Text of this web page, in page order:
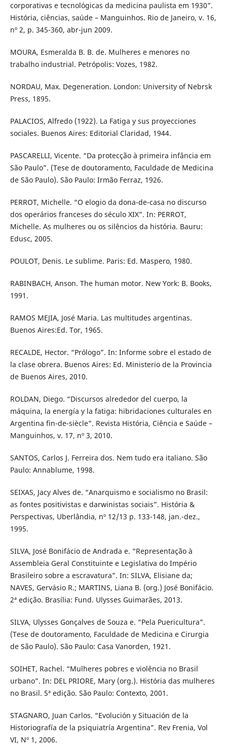
corporativas e tecnológicas da medicina paulista em 1930”.
História, ciências, saúde – Manguinhos. Rio de Janeiro, v. 16,
nº 2, p. 345-360, abr-jun 2009.
MOURA, Esmeralda B. B. de. Mulheres e menores no
trabalho industrial. Petrópolis: Vozes, 1982.
NORDAU, Max. Degeneration. London: University of Nebrsk
Press, 1895.
PALACIOS, Alfredo (1922). La Fatiga y sus proyecciones
sociales. Buenos Aires: Editorial Claridad, 1944.
PASCARELLI, Vicente. “Da protecção à primeira infância em
São Paulo”. (Tese de doutoramento, Faculdade de Medicina
de São Paulo). São Paulo: Irmão Ferraz, 1926.
PERROT, Michelle. “O elogio da dona-de-casa no discurso
dos operários franceses do século XIX”. In: PERROT,
Michelle. As mulheres ou os silêncios da história. Bauru:
Edusc, 2005.
POULOT, Denis. Le sublime. Paris: Ed. Maspero, 1980.
RABINBACH, Anson. The human motor. New York: B. Books,
1991.
RAMOS MEJIA, José Maria. Las multitudes argentinas.
Buenos Aires:Ed. Tor, 1965.
RECALDE, Hector. “Prólogo”. In: Informe sobre el estado de
la clase obrera. Buenos Aires: Ed. Ministerio de la Provincia
de Buenos Aires, 2010.
ROLDAN, Diego. “Discursos alrededor del cuerpo, la
máquina, la energía y la fatiga: hibridaciones culturales en
Argentina fin-de-siècle”. Revista História, Ciência e Saúde –
Manguinhos, v. 17, nº 3, 2010.
SANTOS, Carlos J. Ferreira dos. Nem tudo era italiano. São
Paulo: Annablume, 1998.
SEIXAS, Jacy Alves de. “Anarquismo e socialismo no Brasil:
as fontes positivistas e darwinistas sociais”. História &
Perspectivas, Uberlândia, nº 12/13 p. 133-148, jan.-dez.,
1995.
SILVA, José Bonifácio de Andrada e. “Representação à
Assembleia Geral Constituinte e Legislativa do Império
Brasileiro sobre a escravatura”. In: SILVA, Elisiane da;
NAVES, Gervásio R.; MARTINS, Liana B. (org.) José Bonifácio.
2ª edição. Brasília: Fund. Ulysses Guimarães, 2013.
SILVA, Ulysses Gonçalves de Souza e. “Pela Puericultura”.
(Tese de doutoramento, Faculdade de Medicina e Cirurgia
de São Paulo). São Paulo: Casa Vanorden, 1921.
SOIHET, Rachel. “Mulheres pobres e violência no Brasil
urbano”. In: DEL PRIORE, Mary (org.). História das mulheres
no Brasil. 5ª edição. São Paulo: Contexto, 2001.
STAGNARO, Juan Carlos. “Evolución y Situación de la
Historiografía de la psiquiatría Argentina”. Rev Frenia, Vol
VI, Nº 1, 2006.